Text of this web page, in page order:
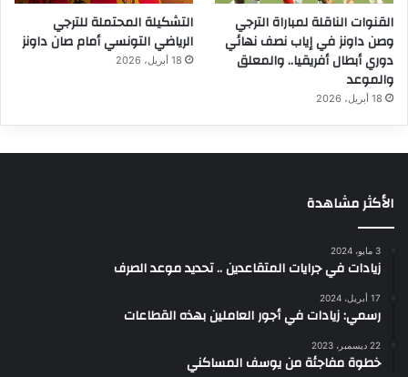
القنوات الناقلة لمباراة الترجي
وصن داونز في إياب نصف نهائي
دوري أبطال أفريقيا.. والمعلق
والموعد
18 أبريل، 2026
التشكيلة المحتملة للترجي
الرياضي التونسي أمام صان داونز
18 أبريل، 2026
الأكثر مشاهدة
3 مايو، 2024
زيادات في جرايات المتقاعدين .. تحديد موعد الصرف
17 أبريل، 2024
رسمي: زيادات في أجور العاملين بهذه القطاعات
22 ديسمبر، 2023
خطوة مفاجئة من يوسف المساكني